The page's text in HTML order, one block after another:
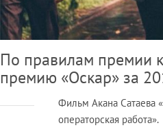
По правилам премии
премию «Оскар» за
Фильм Акана Сатаева
операторская работа».